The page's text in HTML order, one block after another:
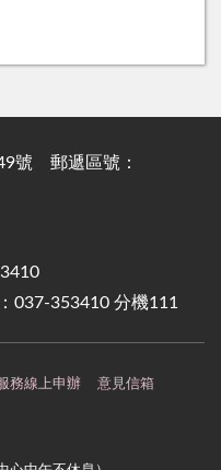
號 郵遞區號：
037-353410 分機111
務線上申辦 意見信箱